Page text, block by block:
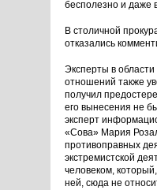
бесполезно и даже
В столичной
отказались
Эксперты в
отношений также
получил
его вынесения не
эксперт
«Сова» Мария
противоправных
экстремистской
человеком,
ней, сюда не